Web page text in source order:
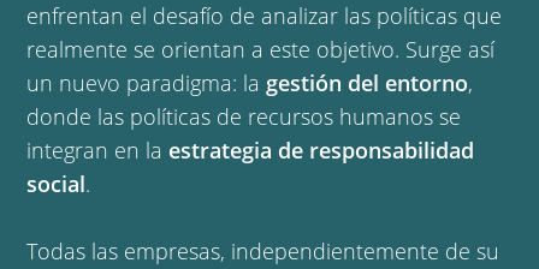
enfrentan el desafío de analizar las políticas que
realmente se orientan a este objetivo. Surge así
un nuevo paradigma: la gestión del entorno,
donde las políticas de recursos humanos se
integran en la estrategia de responsabilidad
social.
Todas las empresas, independientemente de su